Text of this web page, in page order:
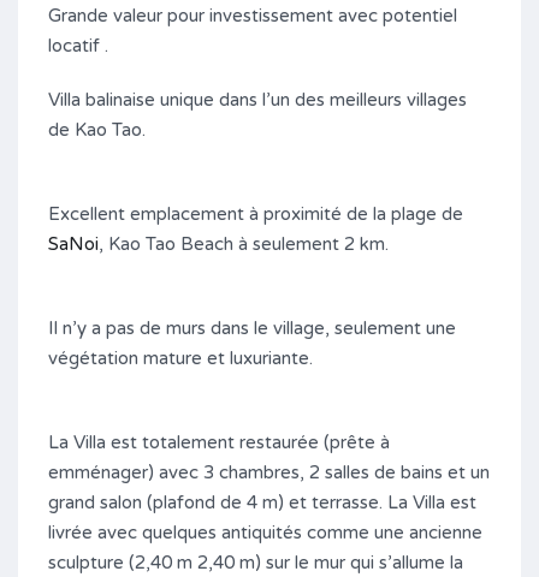
Grande valeur pour investissement avec potentiel
locatif .
Villa balinaise unique dans l’un des meilleurs villages
de Kao Tao.
Excellent emplacement à proximité de la plage de
SaNoi, Kao Tao Beach à seulement 2 km.
Il n’y a pas de murs dans le village, seulement une
végétation mature et luxuriante.
La Villa est totalement restaurée (prête à
emménager) avec 3 chambres, 2 salles de bains et un
grand salon (plafond de 4 m) et terrasse. La Villa est
livrée avec quelques antiquités comme une ancienne
sculpture (2,40 m 2,40 m) sur le mur qui s’allume la